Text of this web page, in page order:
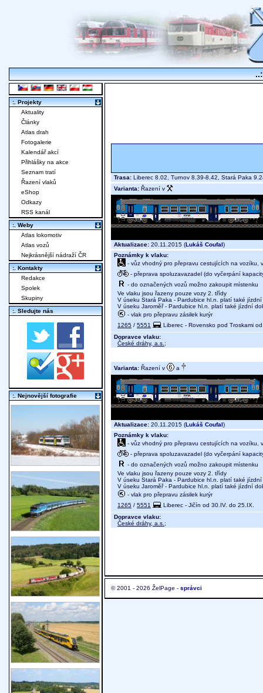
Trasa: Liberec 8.02, Turnov 8.39-8.42, Stará Paka
Varianta: Řazení v
Aktualizace: 20.11.2015 (Lukáš Coufal)
Poznámky k vlaku:
- vůz vhodný pro přepravu cestujících na vozíku,
- přeprava spoluzavazadel (do vyčerpání
- do označených vozů možno zakoupit místenku
Ve vlaku jsou řazeny pouze vozy 2. třídy
V úseku Stará Paka - Pardubice hl.n. platí také jízdní
V úseku Jaroměř - Pardubice hl.n. platí také jízdní
- vlak pro přepravu zásilek kurýr
1265 / 5551
Liberec - Rovensko pod Troskami
Dopravce vlaku:
České dráhy, a.s. ;
Varianta: Řazení v a
Aktualizace: 20.11.2015 (Lukáš Coufal)
Poznámky k vlaku:
- vůz vhodný pro přepravu cestujících na vozíku,
- přeprava spoluzavazadel (do vyčerpání
- do označených vozů možno zakoupit místenku
Ve vlaku jsou řazeny pouze vozy 2. třídy
V úseku Stará Paka - Pardubice hl.n. platí také jízdní
V úseku Jaroměř - Pardubice hl.n. platí také jízdní
- vlak pro přepravu zásilek kurýr
1265 / 5551
Liberec - Jičín od 30.IV. do 25.IX.
Dopravce vlaku:
České dráhy, a.s. ;
© 2001 - 2026 ŽelPage - správci
:. Projekty
Aktuality
Články
Atlas drah
Fotogalerie
Kalendář akcí
Přihlášky na akce
Seznam tratí
Řazení vlaků
eShop
Odkazy
RSS kanál
:. Weby
Atlas lokomotiv
Atlas vozů
Nejkrásnější nádraží ČR
:. Kontakty
Redakce
Spolek
Skupiny
:. Sledujte nás
:. Nejnovější fotografie